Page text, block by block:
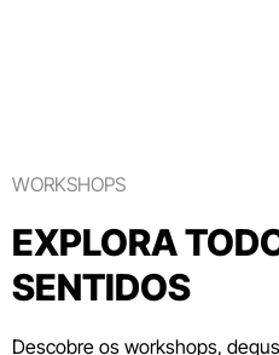
WORKSHOPS
EXPLORA
SENTIDOS
Descobre os workshops,